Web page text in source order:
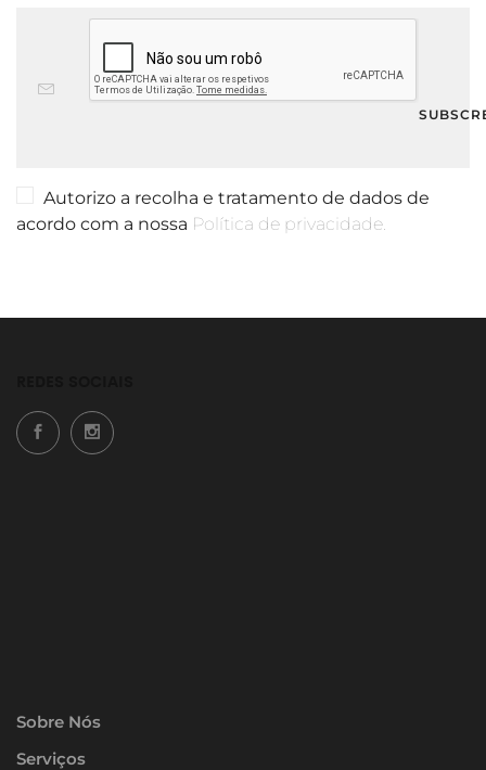
Autorizo a recolha e tratamento de dados de
acordo com a nossa Política de privacidade.
Sobre Nós
Serviços